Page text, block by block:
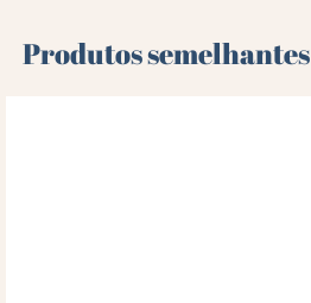
Produtos semelhantes